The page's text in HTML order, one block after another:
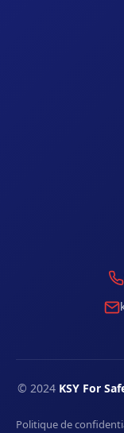
© 2024 KSY For
Politique de